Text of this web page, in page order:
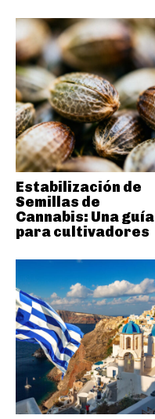
Estabilización de
Semillas de
Cannabis: Una guía
para cultivadores